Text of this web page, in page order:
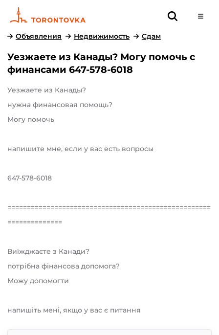
Объявления Недвижимость Сдам
Уезжаете из Канады? Могу помочь с
финансами 647-578-6018
Уезжаете из Канады?
нужна финансовая помощь?
Могу помочь
напишите мне, если у вас есть вопросы
647-578-6018
====================================================
==============
Виїжджаєте з Канади?
потрібна фінансова допомога?
Можу допомогти
напишіть мені, якщо у вас є питання